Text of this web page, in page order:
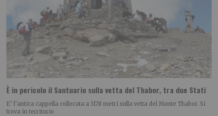
È in pericolo il Santuario sulla vetta del Thabor, tra due Stati
E’ l’antica cappella collocata a 3178 metri sulla vetta del Monte Thabor. Si
trova in territorio